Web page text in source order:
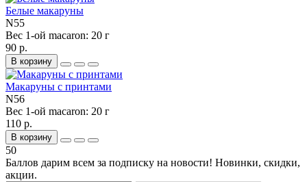
Белые макаруны
N55
Вес 1-ой macaron: 20 г
90 р.
В корзину
Макаруны с принтами
N56
Вес 1-ой macaron: 20 г
110 р.
В корзину
50
Баллов дарим всем за подписку на новости! Новинки, скидки,
акции.